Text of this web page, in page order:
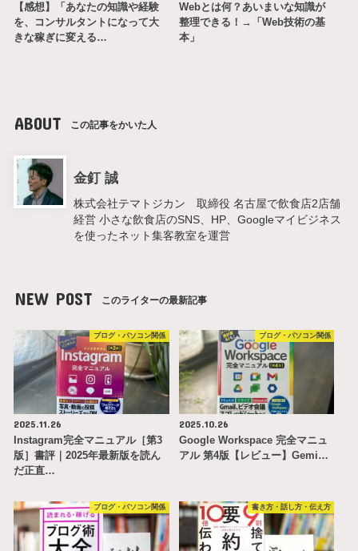
【感想】「あなたの知識や経験
を、コンサルタントになって大
きな稼ぎに変える…
Webとは何？あいまいな知識が
整理できる！→「Web技術の基
本」
ABOUT この記事をかいた人
金釘 誠
株式会社テマトジカン 取締役 名古屋で飲食店2店舗
経営 小さな飲食店のSNS、HP、Googleマイビジネス
を使ったネット集客教室を運営
NEW POST このライターの最新記事
ブログ・パソコン関係
2025.11.26
Instagram完全マニュアル［第3
版］書評｜2025年最新版を読ん
だ正直…
ブログ・パソコン関係
2025.10.26
Google Workspace 完全マニュ
アル 第4版【レビュー】Gemi…
ブログ・パソコン関係 書き方・話し方・伝え方